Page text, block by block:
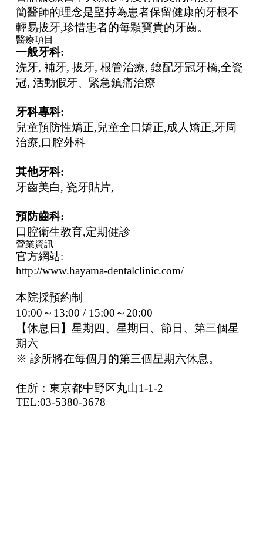
簡醫師的理念是堅持為患者保留健康的牙根不
輕易拔牙,珍惜患者的每顆寶貴的牙齒。
醫療項目
一般牙科:
洗牙, 補牙, 拔牙, 根管治療, 鑲配牙冠牙橋,全瓷
冠, 活動假牙、緊急鎮痛治療
牙科專科:
兒童預防性矯正,兒童全口矯正,成人矯正,牙周
治療,口腔外科
其他牙科:
牙齒美白, 瓷牙貼片,
預防齒科:
口腔衛生教育,定期健診
營業資訊
官方網站:
http://www.hayama-dentalclinic.com/
本院採預約制
10:00～13:00 / 15:00～20:00
【休息日】星期四、星期日、節日、第三個星
期六
※ 診所將在每個月的第三個星期六休息。
住所：東京都中野区丸山1-1-2
TEL:03-5380-3678